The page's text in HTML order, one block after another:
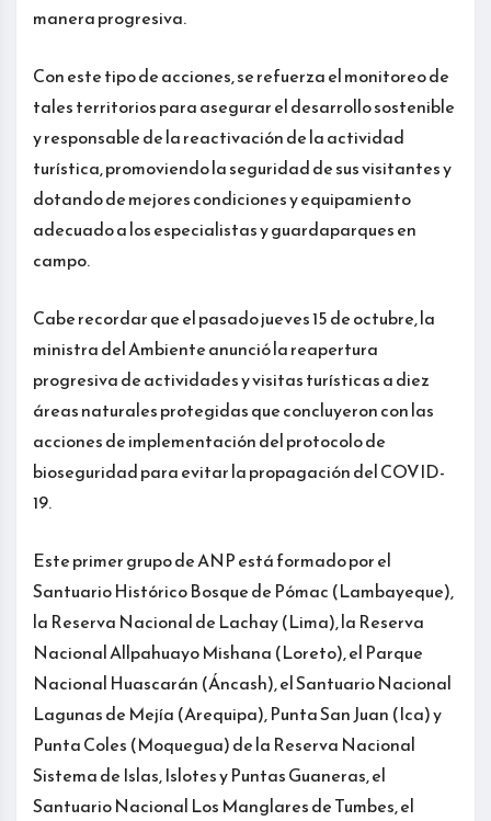
manera progresiva.
Con este tipo de acciones, se refuerza el monitoreo de
tales territorios para asegurar el desarrollo sostenible
y responsable de la reactivación de la actividad
turística, promoviendo la seguridad de sus visitantes y
dotando de mejores condiciones y equipamiento
adecuado a los especialistas y guardaparques en
campo.
Cabe recordar que el pasado jueves 15 de octubre, la
ministra del Ambiente anunció la reapertura
progresiva de actividades y visitas turísticas a diez
áreas naturales protegidas que concluyeron con las
acciones de implementación del protocolo de
bioseguridad para evitar la propagación del COVID-
19.
Este primer grupo de ANP está formado por el
Santuario Histórico Bosque de Pómac (Lambayeque),
la Reserva Nacional de Lachay (Lima), la Reserva
Nacional Allpahuayo Mishana (Loreto), el Parque
Nacional Huascarán (Áncash), el Santuario Nacional
Lagunas de Mejía (Arequipa), Punta San Juan (Ica) y
Punta Coles (Moquegua) de la Reserva Nacional
Sistema de Islas, Islotes y Puntas Guaneras, el
Santuario Nacional Los Manglares de Tumbes, el